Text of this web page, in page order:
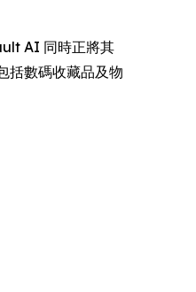
AI 同時正將其
括數碼收藏品及物